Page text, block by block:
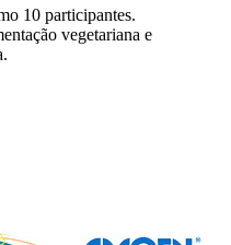
10 participantes.
vegetariana e